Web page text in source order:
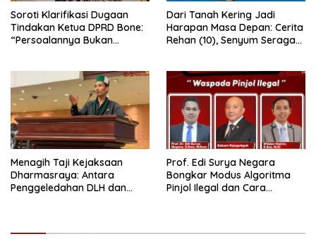
Soroti Klarifikasi Dugaan
Tindakan Ketua DPRD Bone:
“Persoalannya Bukan
Dari Tanah Kering Jadi
Harapan Masa Depan: Cerita
Rehan (10), Senyum Seragam
Menagih Taji Kejaksaan
Dharmasraya: Antara
Penggeledahan DLH dan
Prof. Edi Surya Negara
Bongkar Modus Algoritma
Pinjol Ilegal dan Cara